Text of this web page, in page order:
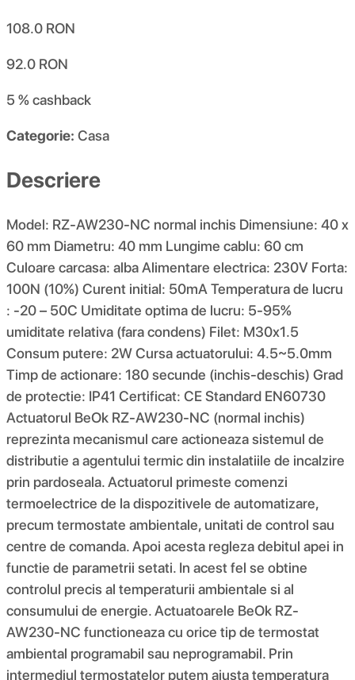
108.0 RON
92.0 RON
5 %cashback
Categorie: Casa
Descriere
Model: RZ-AW230-NC normal inchis Dimensiune: 40 x
60 mm Diametru: 40 mm Lungime cablu: 60 cm
Culoare carcasa: alba Alimentare electrica: 230V Forta:
100N (10%) Curent initial: 50mA Temperatura de lucru
: -20 – 50C Umiditate optima de lucru: 5-95%
umiditate relativa (fara condens) Filet: M30x1.5
Consum putere: 2W Cursa actuatorului: 4.5~5.0mm
Timp de actionare: 180 secunde (inchis-deschis) Grad
de protectie: IP41 Certificat: CE Standard EN60730
Actuatorul BeOk RZ-AW230-NC (normal inchis)
reprezinta mecanismul care actioneaza sistemul de
distributie a agentului termic din instalatiile de incalzire
prin pardoseala. Actuatorul primeste comenzi
termoelectrice de la dispozitivele de automatizare,
precum termostate ambientale, unitati de control sau
centre de comanda. Apoi acesta regleza debitul apei in
functie de parametrii setati. In acest fel se obtine
controlul precis al temperaturii ambientale si al
consumului de energie. Actuatoarele BeOk RZ-
AW230-NC functioneaza cu orice tip de termostat
ambiental programabil sau neprogramabil. Prin
intermediul termostatelor putem ajusta temperatura